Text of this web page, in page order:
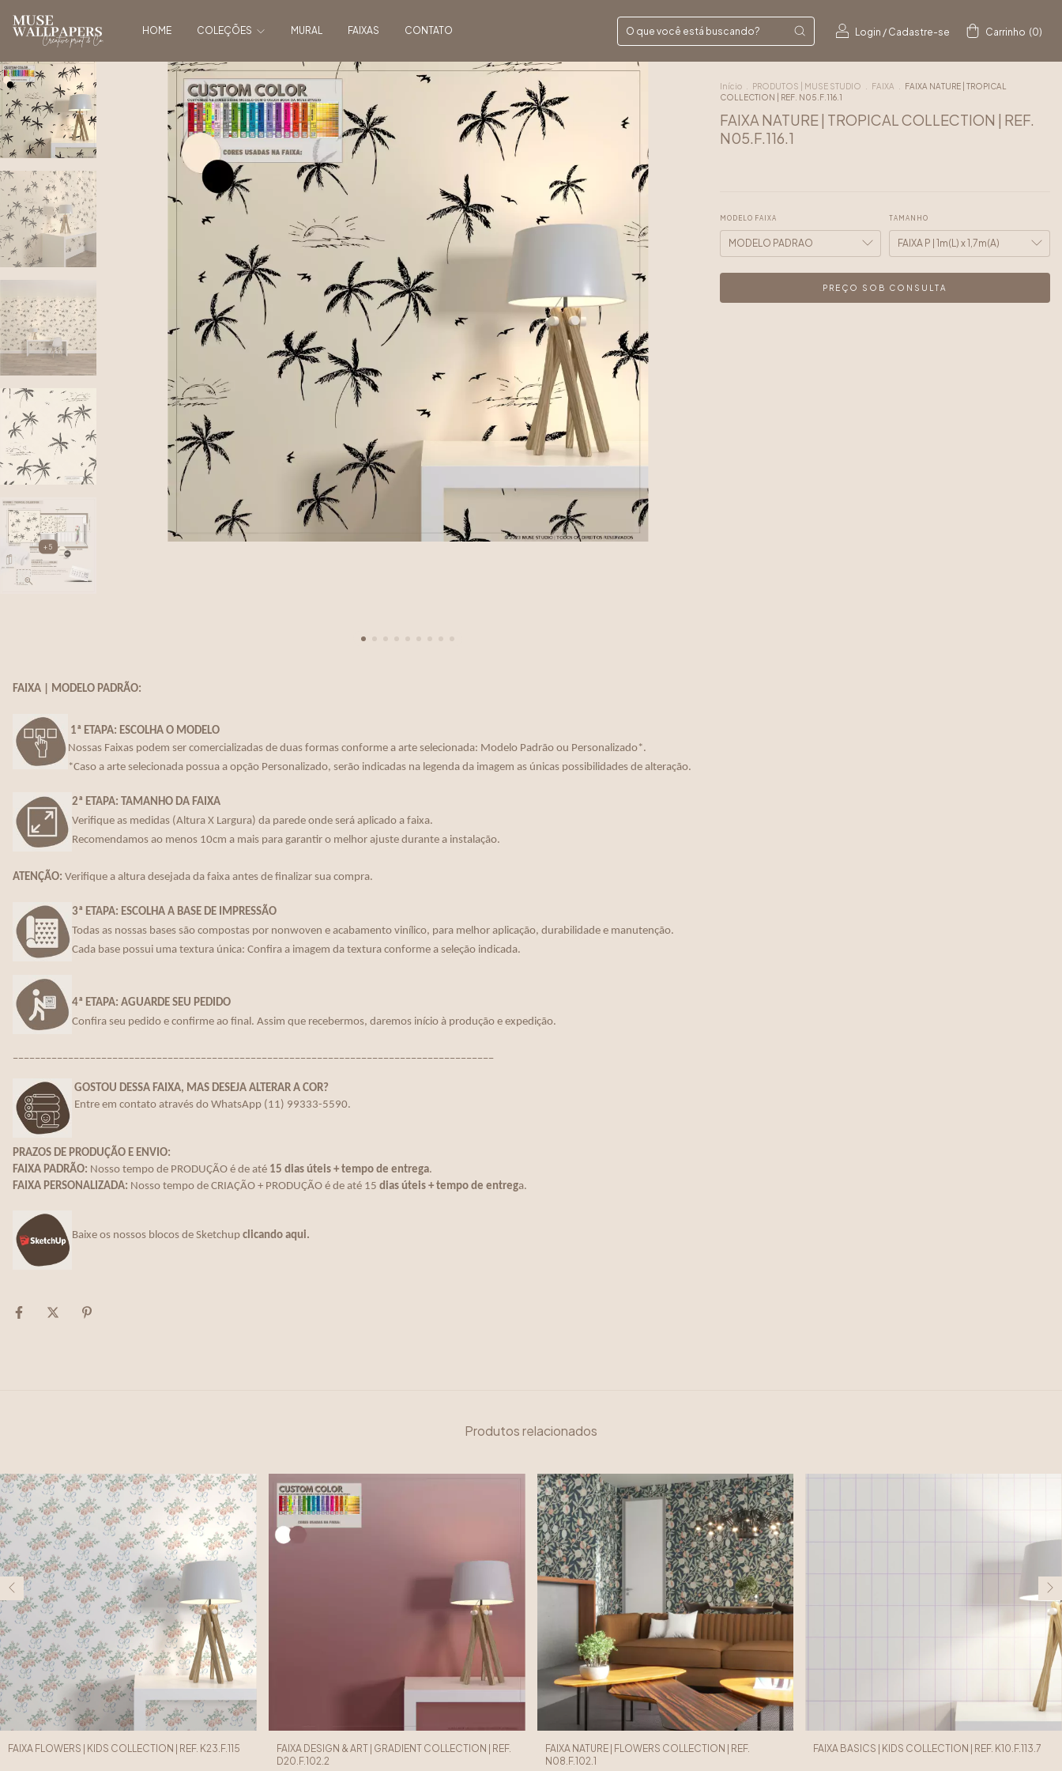
HOME COLEÇÕES MURAL FAIXAS CONTATO Login / Cadastre-se Carrinho (0)
+5
Início PRODUTOS | MUSE STUDIO FAIXA
FAIXA NATURE | TROPICAL
COLLECTION | REF. N05.F.116.1
FAIXA NATURE | TROPICAL COLLECTION | REF.
N05.F.116.1
MODELO FAIXA TAMANHO
FAIXA | MODELO PADRÃO:
1ª ETAPA: ESCOLHA O MODELO
Nossas Faixas podem ser comercializadas de duas formas conforme a arte selecionada: Modelo Padrão ou Personalizado*.
*Caso a arte selecionada possua a opção Personalizado, serão indicadas na legenda da imagem as únicas possibilidades de alteração.
2ª ETAPA: TAMANHO DA FAIXA
Verifique as medidas (Altura X Largura) da parede onde será aplicado a faixa.
Recomendamos ao menos 10cm a mais para garantir o melhor ajuste durante a instalação.
ATENÇÃO: Verifique a altura desejada da faixa antes de finalizar sua compra.
3ª ETAPA: ESCOLHA A BASE DE IMPRESSÃO
Todas as nossas bases são compostas por nonwoven e acabamento vinílico, para melhor aplicação, durabilidade e manutenção.
Cada base possui uma textura única: Confira a imagem da textura conforme a seleção indicada.
4ª ETAPA: AGUARDE SEU PEDIDO
Confira seu pedido e confirme ao final. Assim que recebermos, daremos início à produção e expedição.
GOSTOU DESSA FAIXA, MAS DESEJA ALTERAR A COR?
Entre em contato através do WhatsApp (11) 99333-5590.
PRAZOS DE PRODUÇÃO E ENVIO:
FAIXA PADRÃO: Nosso tempo de PRODUÇÃO é de até 15 dias úteis + tempo de entrega.
FAIXA PERSONALIZADA: Nosso tempo de CRIAÇÃO + PRODUÇÃO é de até 15 dias úteis + tempo de entrega.
Baixe os nossos blocos de Sketchup clicando aqui.
Produtos relacionados
FAIXA FLOWERS | KIDS COLLECTION | REF. K23.F.115
FAIXA DESIGN & ART | GRADIENT COLLECTION | REF.
D20.F.102.2
FAIXA NATURE | FLOWERS COLLECTION | REF.
N08.F.102.1
FAIXA BASICS | KIDS COLLECTION | REF. K10.F.113.7